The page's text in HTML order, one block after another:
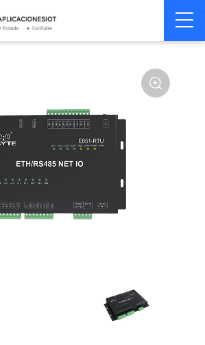
Módulo de IO remotas Ethernet IO
